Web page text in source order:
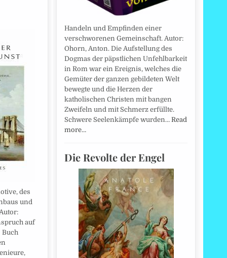
des
und
auf
Buch
Handeln und Empfinden einer
verschworenen Gemeinschaft. Autor:
Ohorn, Anton. Die Aufstellung des
Dogmas der päpstlichen Unfehlbarkeit
in Rom war ein Ereignis, welches die
Gemüter der ganzen gebildeten Welt
bewegte und die Herzen der
katholischen Christen mit bangen
Zweifeln und mit Schmerz erfüllte.
Schwere Seelenkämpfe wurden… Read
more…
Die Revolte der Engel